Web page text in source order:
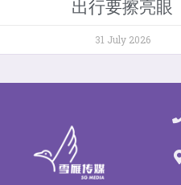
出行要擦亮眼
31 July 2026